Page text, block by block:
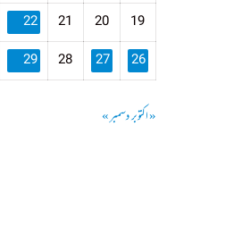
19
20
21
22
26
27
28
29
« اکتوبردسمبر »